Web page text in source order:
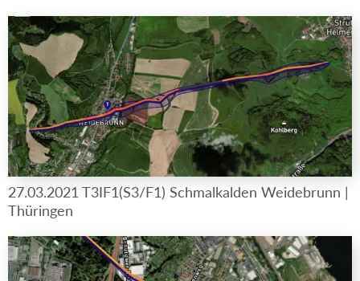
27.03.2021 T3IF1(S3/F1) Schmalkalden Weidebrunn |
Thüringen